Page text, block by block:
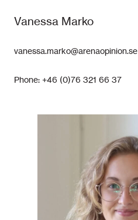
Vanessa Marko
vanessa.marko@arenaopinion.se
Phone: +46 (0)76 321 66 37